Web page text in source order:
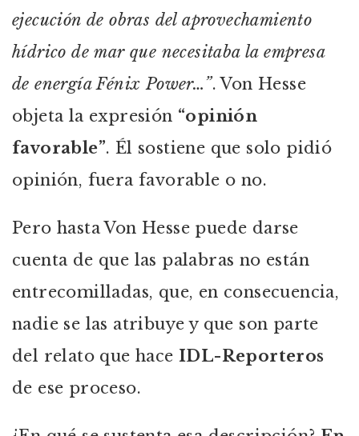
ejecución de obras del aprovechamiento
hídrico de mar que necesitaba la empresa
de energía Fénix Power…”. Von Hesse
objeta la expresión “opinión
favorable”. Él sostiene que solo pidió
opinión, fuera favorable o no.
Pero hasta Von Hesse puede darse
cuenta de que las palabras no están
entrecomilladas, que, en consecuencia,
nadie se las atribuye y que son parte
del relato que hace IDL-Reporteros
de ese proceso.